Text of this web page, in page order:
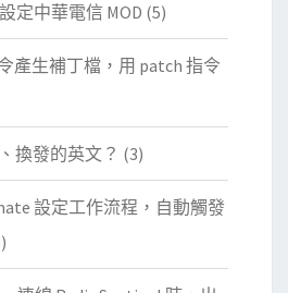
定中華電信 MOD (5)
產生補丁檔，用 patch 指令
換發的英文？ (3)
設定工作流程，自動觸發